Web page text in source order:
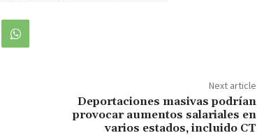
Next article
Deportaciones masivas podrían
provocar aumentos salariales en
varios estados, incluido CT